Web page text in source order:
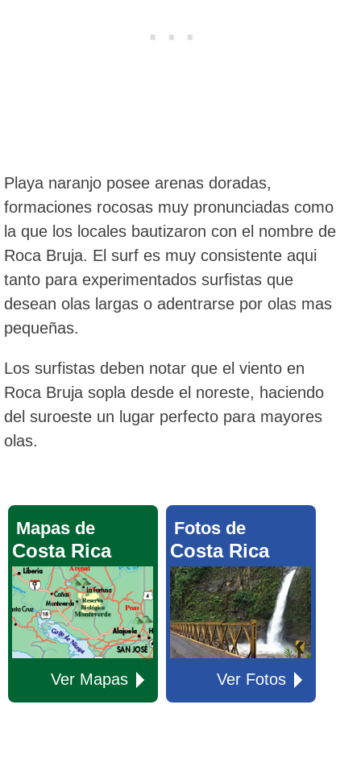
Playa naranjo posee arenas doradas,
formaciones rocosas muy pronunciadas como
la que los locales bautizaron con el nombre de
Roca Bruja. El surf es muy consistente aqui
tanto para experimentados surfistas que
desean olas largas o adentrarse por olas mas
pequeñas.
Los surfistas deben notar que el viento en
Roca Bruja sopla desde el noreste, haciendo
del suroeste un lugar perfecto para mayores
olas.
Mapas de
Costa Rica
Ver Mapas
Fotos de
Costa Rica
Ver Fotos